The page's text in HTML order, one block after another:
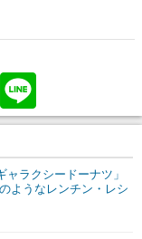
ラクシードーナツ」
ようなレンチン・レシ